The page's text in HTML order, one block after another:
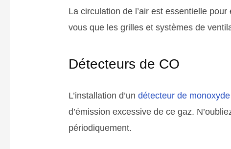
La circulation de l’air est essentielle
vous que les grilles et systèmes de
Détecteurs de CO
L’installation d’undétecteur de
d’émission excessive de ce gaz.
périodiquement.